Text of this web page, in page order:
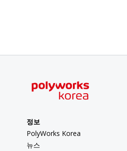
정보
PolyWorks Korea
뉴스